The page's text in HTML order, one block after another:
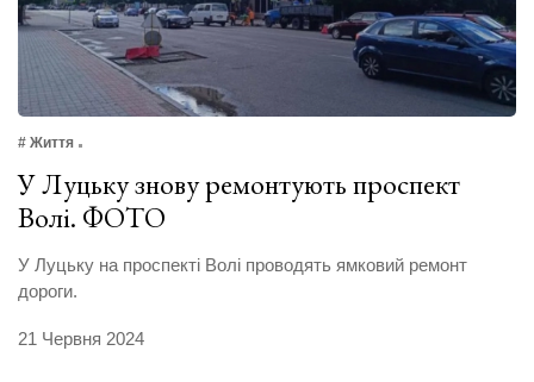
# Життя
У Луцьку знову ремонтують проспект
Волі. ФОТО
У Луцьку на проспекті Волі проводять ямковий ремонт
дороги.
21 Червня 2024